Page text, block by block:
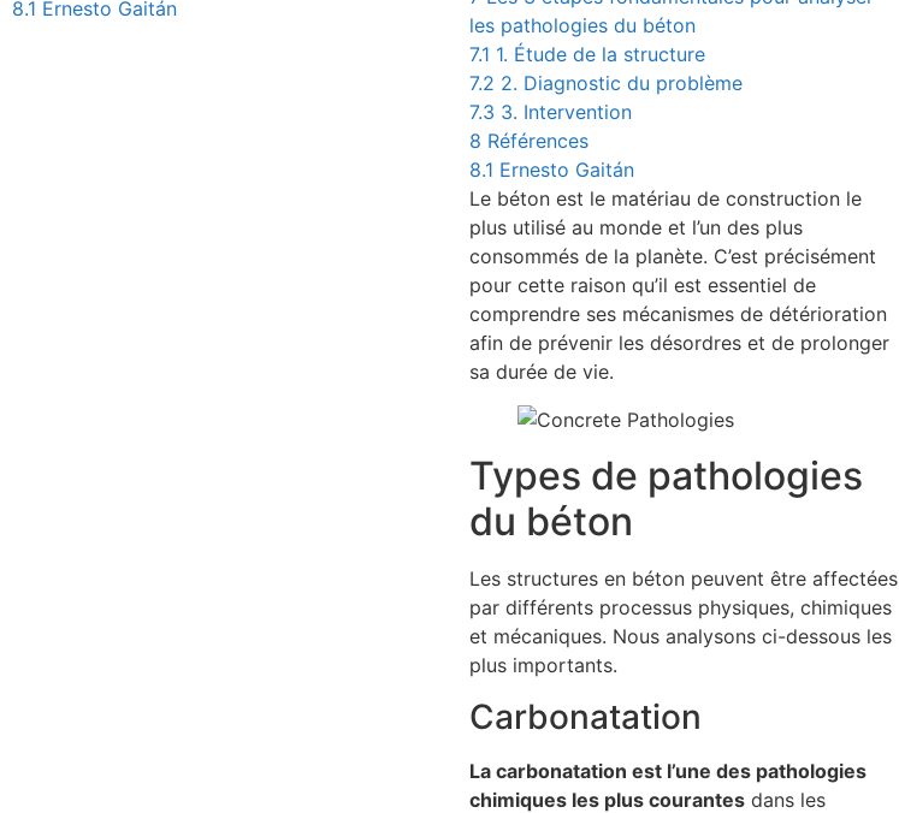
8.1 Ernesto Gaitán
les pathologies du béton
7.1 1. Étude de la structure
7.2 2. Diagnostic du problème
7.3 3. Intervention
8 Références
8.1 Ernesto Gaitán
Le béton est le matériau de construction le
plus utilisé au monde et l’un des plus
consommés de la planète. C’est précisément
pour cette raison qu’il est essentiel de
comprendre ses mécanismes de détérioration
afin de prévenir les désordres et de prolonger
sa durée de vie.
Types de pathologies
du béton
Les structures en béton peuvent être affectées
par différents processus physiques, chimiques
et mécaniques. Nous analysons ci-dessous les
plus importants.
Carbonatation
La carbonatation est l’une des pathologies
chimiques les plus courantesdans les